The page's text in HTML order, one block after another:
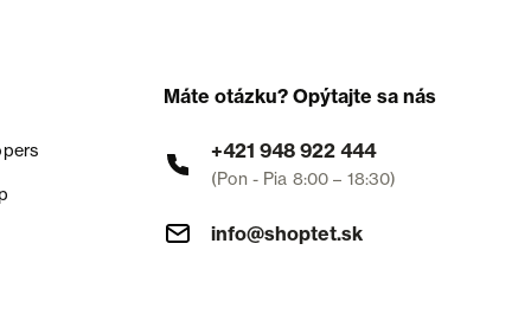
Máte otázku? Opýtajte sa nás
+421 948 922 444
(Pon - Pia 8:00 – 18:30)
info@shoptet.sk